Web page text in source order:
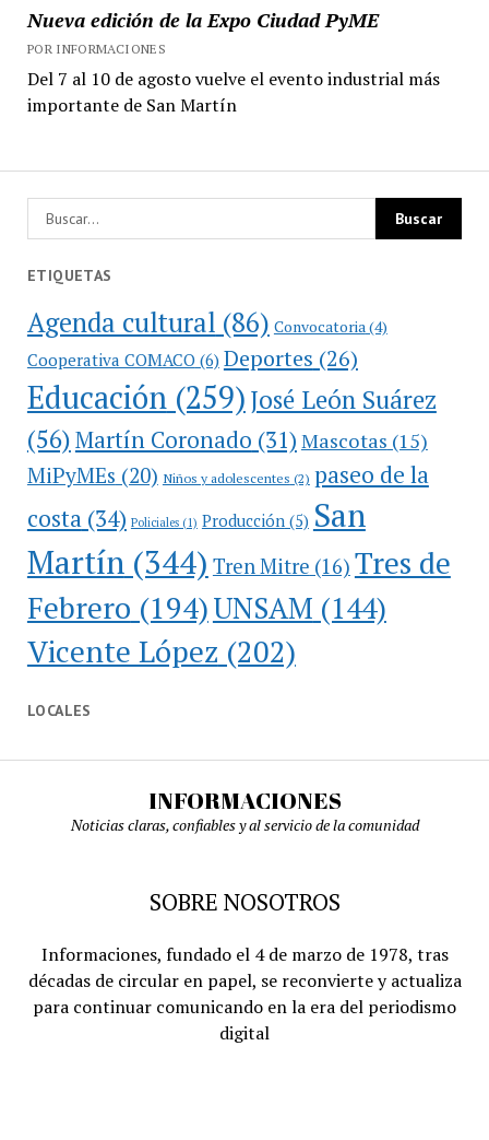
Nueva edición de la Expo Ciudad PyME
POR INFORMACIONES
Del 7 al 10 de agosto vuelve el evento industrial más
importante de San Martín
ETIQUETAS
Agenda cultural (86) Convocatoria (4)
Cooperativa COMACO(6) Deportes (26)
Educación(259)José León Suárez
(56)Martín Coronado (31) Mascotas (15)
MiPyMEs (20) Niños y adolescentes (2) paseo de la
costa(34) Policiales(1) Producción(5) San
Martín(344) Tren Mitre (16) Tres de
Febrero (194)UNSAM (144)
Vicente López (202)
LOCALES
INFORMACIONES
Noticias claras, confiables y al servicio de la comunidad
SOBRE NOSOTROS
Informaciones, fundado el 4 de marzo de 1978, tras
décadas de circular en papel, se reconvierte y actualiza
para continuar comunicando en la era del periodismo
digital